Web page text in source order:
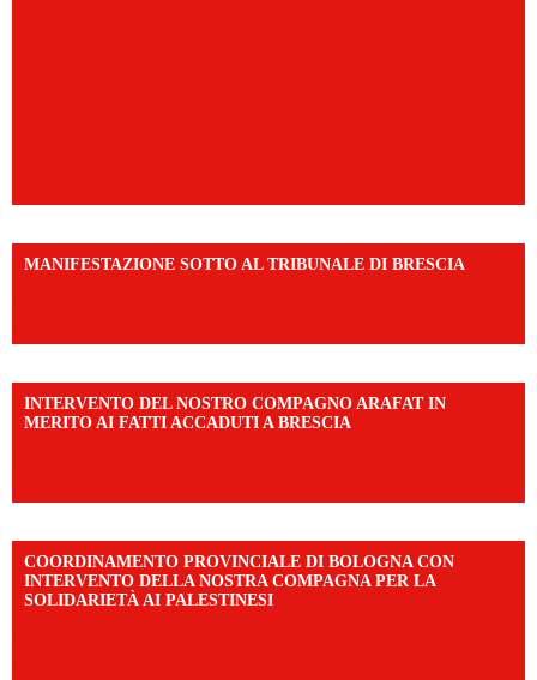
MANIFESTAZIONE SOTTO AL TRIBUNALE DI BRESCIA
INTERVENTO DEL NOSTRO COMPAGNO ARAFAT IN
MERITO AI FATTI ACCADUTI A BRESCIA
COORDINAMENTO PROVINCIALE DI BOLOGNA CON
INTERVENTO DELLA NOSTRA COMPAGNA PER LA
SOLIDARIETÀ AI PALESTINESI